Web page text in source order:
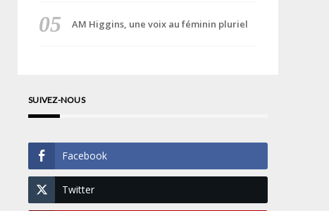
AM Higgins, une voix au féminin pluriel
SUIVEZ-NOUS
Facebook
Twitter